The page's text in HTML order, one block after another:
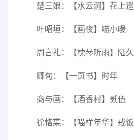
楚三娘：【水云涧】花上遥
叶昭垣：【画夜】喵小暖
周言礼：【枕琴听雨】陆久
卿旬：【一页书】时年
商与画：【酒香村】贰伍
徐恪枼：【喵样年华】戒饭